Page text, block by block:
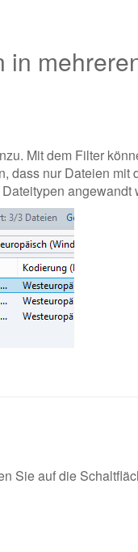
Mit dem Filter
nur Dateien mit
angewandt
Sie auf die